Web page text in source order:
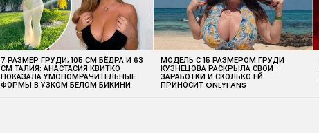
7 РАЗМЕР ГРУДИ, 105 СМ БЁДРА И 63
СМ ТАЛИЯ: АНАСТАСИЯ КВИТКО
ПОКАЗАЛА УМОПОМРАЧИТЕЛЬНЫЕ
ФОРМЫ В УЗКОМ БЕЛОМ БИКИНИ
МОДЕЛЬ С 15 РАЗМЕРОМ ГРУДИ
КУЗНЕЦОВА РАСКРЫЛА СВОИ
ЗАРАБОТКИ И СКОЛЬКО ЕЙ
ПРИНОСИТ ONLYFANS